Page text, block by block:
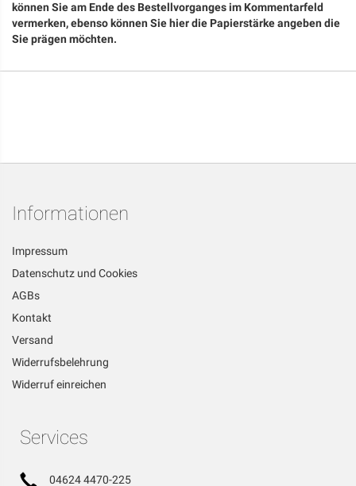
können Sie am Ende des Bestellvorganges im Kommentarfeld
vermerken, ebenso können Sie hier die Papierstärke angeben die
Sie prägen möchten.
Informationen
Impressum
Datenschutz und Cookies
AGBs
Kontakt
Versand
Widerrufsbelehrung
Widerruf einreichen
Services
04624 4470-225